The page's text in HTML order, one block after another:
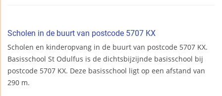
Scholen in de buurt van postcode 5707 KX
Scholen en kinderopvang in de buurt van postcode 5707 KX.
Basisschool St Odulfus is de dichtsbijzijnde basisschool bij
postcode 5707 KX. Deze basisschool ligt op een afstand van
290 m.